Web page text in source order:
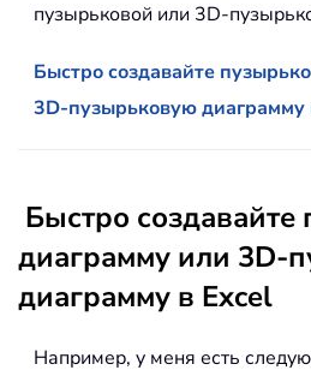
пузырьковой или 3D-
Быстро создавайте
3D-пузырьковую диаграмму
Быстро
диаграмму или 3D-
диаграмму в Excel
Например, у меня есть